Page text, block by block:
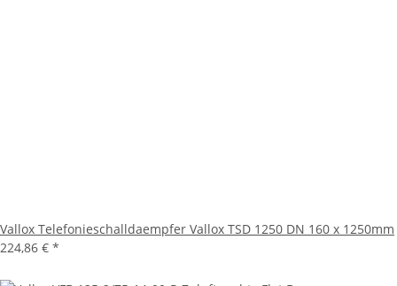
Vallox Telefonieschalldaempfer Vallox TSD 1250 DN 160 x 1250mm
224,86 € *